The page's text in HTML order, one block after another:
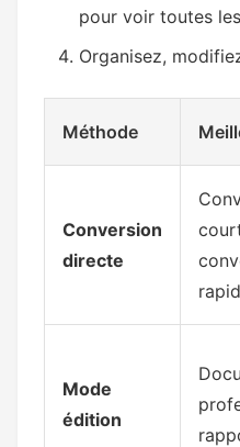
pour voir toutes
Organisez,
Méthode
Conversion
directe
Mode
édition